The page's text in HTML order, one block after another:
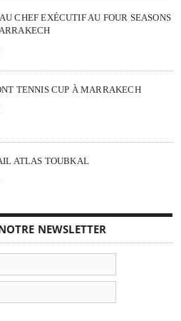
CHEF EXÉCUTIF AU FOUR SEASONS
TENNIS CUP À MARRAKECH
ATLAS TOUBKAL
NEWSLETTER